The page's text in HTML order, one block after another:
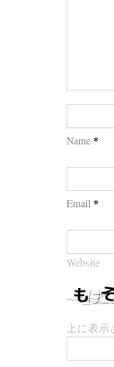
Name *
Email *
Website
上に表